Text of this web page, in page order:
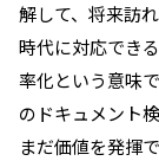
解して、将来訪
時代に対応でき
率化という意味
のドキュメント
まだ価値を発揮